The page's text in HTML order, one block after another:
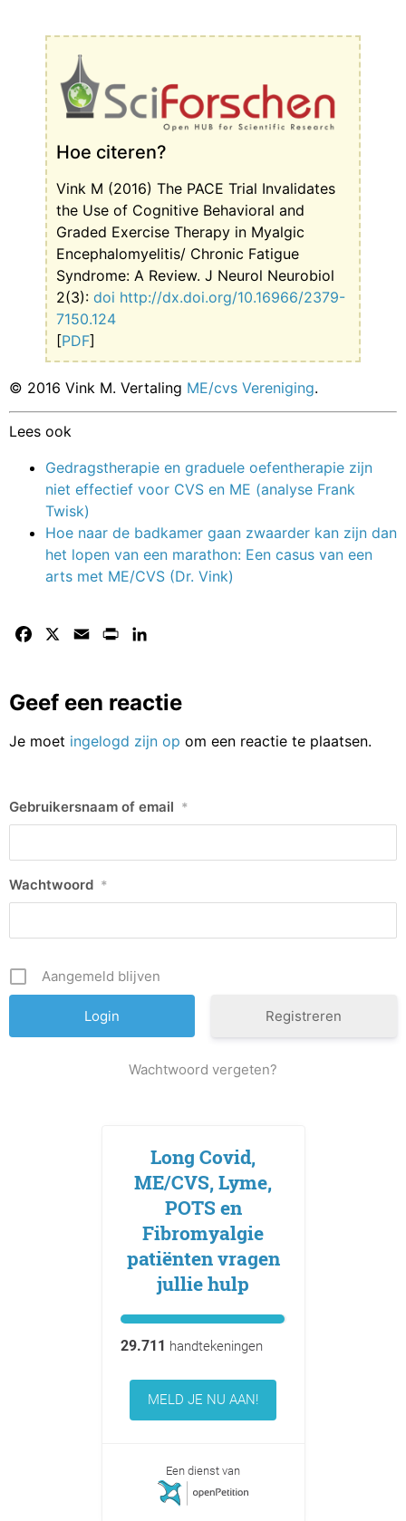
Hoe citeren?
Vink M (2016) The PACE Trial Invalidates
the Use of Cognitive Behavioral and
Graded Exercise Therapy in Myalgic
Encephalomyelitis/ Chronic Fatigue
Syndrome: A Review. J Neurol Neurobiol
2(3): doi http://dx.doi.org/10.16966/2379-
7150.124
[PDF]
© 2016 Vink M. Vertaling ME/cvs Vereniging.
Lees ook
Gedragstherapie en graduele oefentherapie zijn
niet effectief voor CVS en ME (analyse Frank
Twisk)
Hoe naar de badkamer gaan zwaarder kan zijn dan
het lopen van een marathon: Een casus van een
arts met ME/CVS (Dr. Vink)
Facebook Email Print
Geef een reactie
Je moet ingelogd zijn op om een reactie te plaatsen.
Gebruikersnaam of email *
Wachtwoord *
Aangemeld blijven
Registreren
Wachtwoord vergeten?
Long Covid,
ME/CVS, Lyme,
POTS en
Fibromyalgie
patiënten vragen
jullie hulp
29.711 handtekeningen
MELD JE NU AAN!
Een dienst van